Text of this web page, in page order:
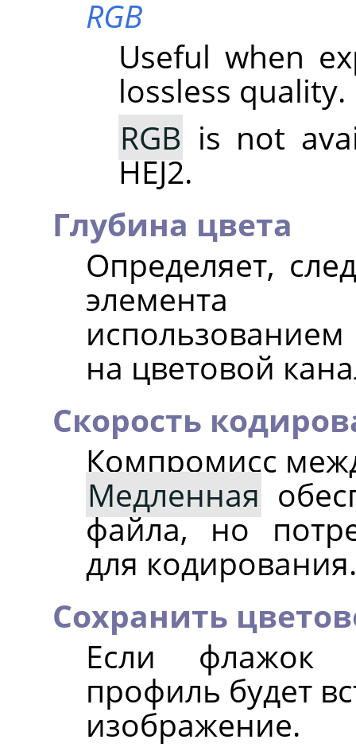
RGB
Useful when
lossless quality.
RGB is not
HEJ2.
Глубина цвета
Определяет,
элемента
на цветовой
Скорость
Компромисс
Медленная
файла, но
для кодирования.
Сохранить
Если флажок
профиль будет
изображение.